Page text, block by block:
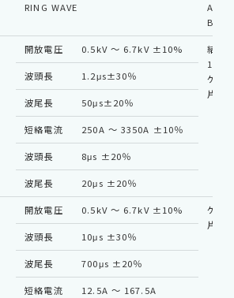
RING WAVE
A20A
B63A
開放電圧 0.5kV 〜 6.7kV ±10%
結合
18μF
ケー
片側
波頭長 1.2μs±30％
波尾長 50μs±20％
短絡電流 250A 〜 3350A ±10％
波頭長 8μs ±20％
波尾長 20μs ±20％
開放電圧 0.5kV 〜 6.7kV ±10%
ケー
片側
波頭長
10μs ±30％
波尾長 700μs ±20％
短絡電流
12.5A 〜 167.5A